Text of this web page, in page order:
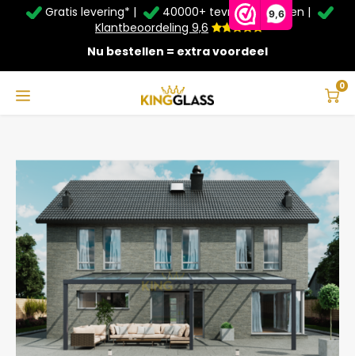
9,6
Service & Contact
Bezorging
Afhalen
Montage
Betaalmethoden
Garantie
Taal
Gratis levering* |
40000+ tevreden klanten |
Klantbeoordeling 9,6
Nu bestellen = extra voordeel
0
Zomer Deals: Tot 20% kortingop schuifwanden en
veranda's +€20extra kassa korting*
Veranda | Glas | Antraciet | 9.06 x 2.5 meter